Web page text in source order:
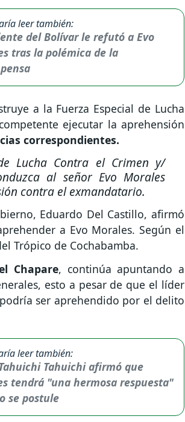
leer también:
del Bolívar le refutó a Evo
tras la polémica de la
a la Fuerza Especial de Lucha
ejecutar la aprehensión
correspondientes.
Lucha Contra el Crimen y/
al señor Evo Morales
contra el exmandatario.
Eduardo Del Castillo, afirmó
a Evo Morales. Según el
Trópico de Cochabamba.
Chapare, continúa apuntando a
esto a pesar de que el líder
ser aprehendido por el delito
leer también:
Tahuichi afirmó que
tendrá "una hermosa respuesta"
se postule